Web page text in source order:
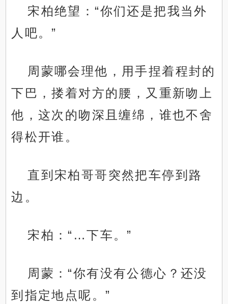
宋柏绝望：“你们还是把我当外
人吧。”
周蒙哪会理他，用手捏着程封的
下巴，搂着对方的腰，又重新吻上
他，这次的吻深且缠绵，谁也不舍
得松开谁。
直到宋柏哥哥突然把车停到路
边。
宋柏：“…下车。”
周蒙：“你有没有公德心？还没
到指定地点呢。”